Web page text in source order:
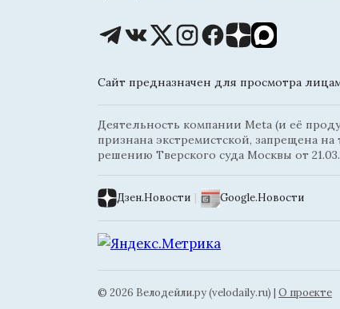
Сайт предназначен для просмотра
Деятельность компании Meta (и её
признана экстремистской, запрещена
решению Тверского суда Москвы от
Дзен.Новости | Google.Новости
© 2026 Велодейли.ру (velodaily.ru) | О проекте